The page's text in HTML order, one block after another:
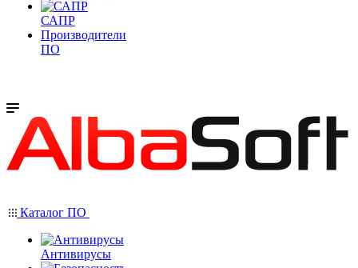
САПР
Производители
ПО
Каталог ПО
Антивирусы